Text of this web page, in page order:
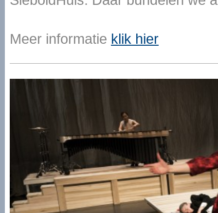
Meer informatie klik hier